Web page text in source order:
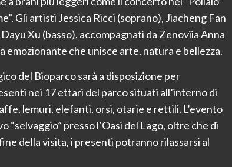
Gli artisti Jessica Ricci (soprano), Jiacheng Fan
Xu (basso), accompagnati da Zenoviia Anna
che unisce arte, natura e bellezza.
del Bioparco sarà a disposizione per
nei 17 ettari del parco situati all’interno di
lemuri, elefanti, orsi, otarie e rettili. L’evento
presso l’Oasi del Lago, oltre che di
della visita, i presenti potranno rilassarsi al